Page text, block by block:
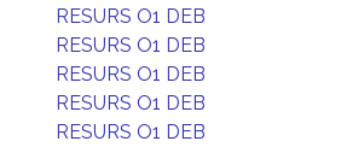
RESURS O1 DEB
RESURS O1 DEB
RESURS O1 DEB
RESURS O1 DEB
RESURS O1 DEB